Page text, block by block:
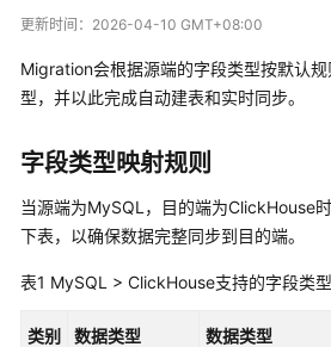
动
服
公
告
产
介
更新时间： 2026-04-10 GMT+08:00
Migration会根据源端的字段类型按默认
型，并以此完成自动建表和实时同步。
字段类型映射规则
当源端为MySQL，目的端为ClickHouse
下表，以确保数据完整同步到目的端。
表1 MySQL > ClickHouse支持的字段类型
类别
数据类型
数据类型